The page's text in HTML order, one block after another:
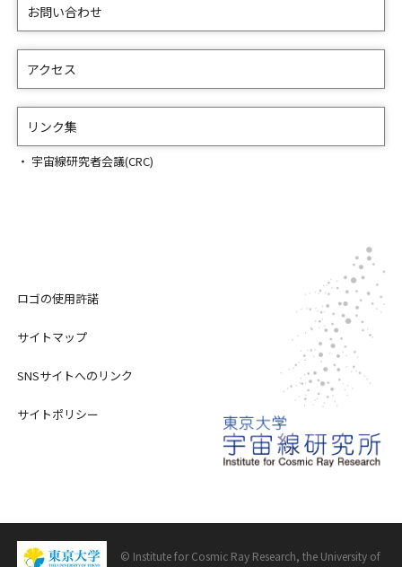
お問い合わせ
アクセス
リンク集
宇宙線研究者会議(CRC)
ロゴの使用許諾
サイトマップ
SNSサイトへのリンク
サイトポリシー
© Institute for Cosmic Ray Research, the University of